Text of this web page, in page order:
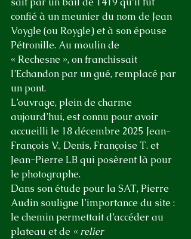
confié à un meunier du nom de Jean
Voygle (ou Roygle) et à son épouse
Pétronille. Au moulin de
« Rechesne », on franchissait
l’Echandon par un gué, remplacé par
un pont.
L’ouvrage, plein de charme
aujourd’hui, est connu pour avoir
accueilli le 18 décembre 2025 Jean-
François V., Denis, Françoise T. et
Jean-Pierre LB qui posèrent là pour
le photographe.
Dans son étude pour la SAT, Pierre
Audin souligne l’importance du site :
le chemin permettait d’accéder au
plateau et de « relier